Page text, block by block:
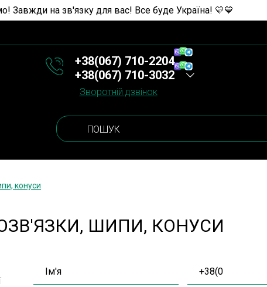
Завжди на зв'язку для вас! Все буде Україна! 💛💙
+38(067) 710-2204
+38(067) 710-3032
Зворотній дзвінок
конуси
ШИПИ, КОНУСИ